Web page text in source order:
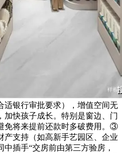
适银行审批要求），增值空间无
加快孩子成长。特别是窗边、门
免将来提前还款时多破费用。③
产支持（如高新手艺园区、企业
插手“交房前由第三方验房，